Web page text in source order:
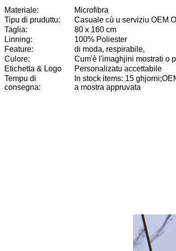
Materiale:
Microfibra
Tipu di pruduttu:
Casuale cù u serviziu OEM
Taglia:
80 x 160 cm
Linning:
100% Poliester
Feature:
di moda, respirabile,
Culore:
Cum'è l'imaghjini mostrati o
Etichetta & Logo
Personalizatu accettabile
Tempu di
consegna:
In stock items: 15
a mostra appruvata